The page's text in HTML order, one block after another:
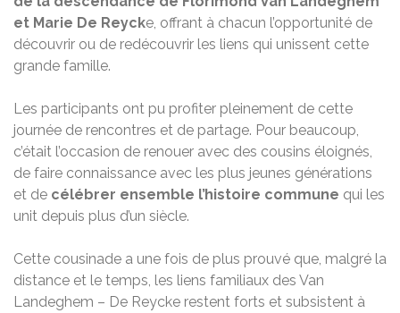
et Marie De Reycke, offrant à chacun l’opportunité de
découvrir ou de redécouvrir les liens qui unissent cette
grande famille.
Les participants ont pu profiter pleinement de cette
journée de rencontres et de partage. Pour beaucoup,
c’était l’occasion de renouer avec des cousins éloignés,
de faire connaissance avec les plus jeunes générations
et de célébrer ensemble l’histoire commune qui les
unit depuis plus d’un siècle.
Cette cousinade a une fois de plus prouvé que, malgré la
distance et le temps, les liens familiaux des Van
Landeghem – De Reycke restent forts et subsistent à